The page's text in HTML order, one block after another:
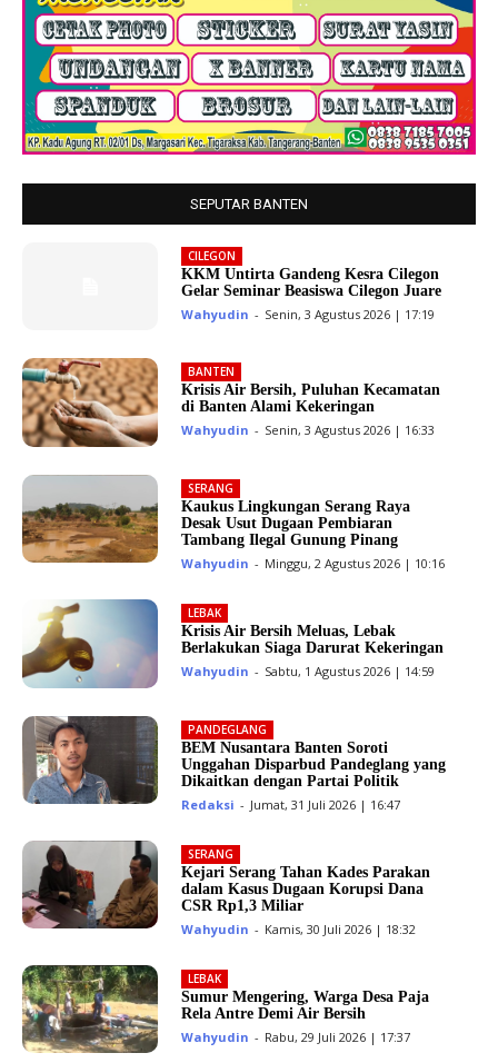
SEPUTAR BANTEN
CILEGON
KKM Untirta Gandeng Kesra Cilegon
Gelar Seminar Beasiswa Cilegon Juare
Wahyudin - Senin, 3 Agustus 2026 | 17:19
BANTEN
Krisis Air Bersih, Puluhan Kecamatan
di Banten Alami Kekeringan
Wahyudin - Senin, 3 Agustus 2026 | 16:33
SERANG
Kaukus Lingkungan Serang Raya
Desak Usut Dugaan Pembiaran
Tambang Ilegal Gunung Pinang
Wahyudin - Minggu, 2 Agustus 2026 | 10:16
LEBAK
Krisis Air Bersih Meluas, Lebak
Berlakukan Siaga Darurat Kekeringan
Wahyudin - Sabtu, 1 Agustus 2026 | 14:59
PANDEGLANG
BEM Nusantara Banten Soroti
Unggahan Disparbud Pandeglang yang
Dikaitkan dengan Partai Politik
Redaksi - Jumat, 31 Juli 2026 | 16:47
SERANG
Kejari Serang Tahan Kades Parakan
dalam Kasus Dugaan Korupsi Dana
CSR Rp1,3 Miliar
Wahyudin - Kamis, 30 Juli 2026 | 18:32
LEBAK
Sumur Mengering, Warga Desa Paja
Rela Antre Demi Air Bersih
Wahyudin - Rabu, 29 Juli 2026 | 17:37